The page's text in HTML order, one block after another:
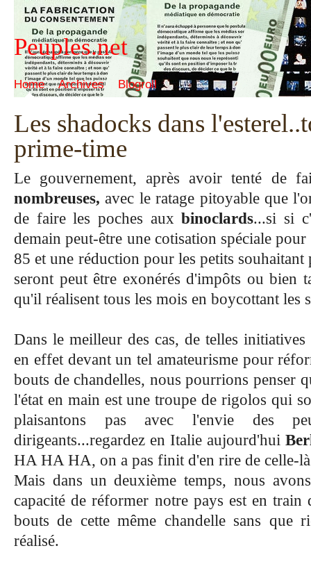
Peuples.net
Home Archives Blogroll
Les shadocks dans
prime-time
Le gouvernement, après avoir tenté de
nombreuses, avec le ratage pitoyable que
de faire les poches aux binoclards...si si
demain peut-être une cotisation spéciale
85 et une réduction pour les petits souhaitant
seront peut être exonérés d'impôts ou bien
qu'il réalisent tous les mois en boycottant les
Dans le meilleur des cas, de telles
en effet devant un tel amateurisme pour
bouts de chandelles, nous pourrions penser
l'état en main est une troupe de rigolos qui
plaisantons pas avec l'envie des
dirigeants...regardez en Italie aujourd'hui
HA HA HA, on a pas finit d'en rire de celle-
Mais dans un deuxième temps, nous
capacité de réformer notre pays est en train
bouts de cette même chandelle sans que
réalisé.